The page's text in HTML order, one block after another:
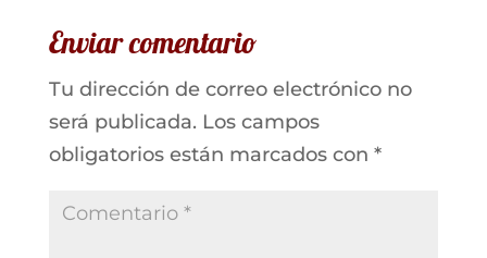
Enviar comentario
Tu dirección de correo electrónico no
será publicada. Los campos
obligatorios están marcados con *